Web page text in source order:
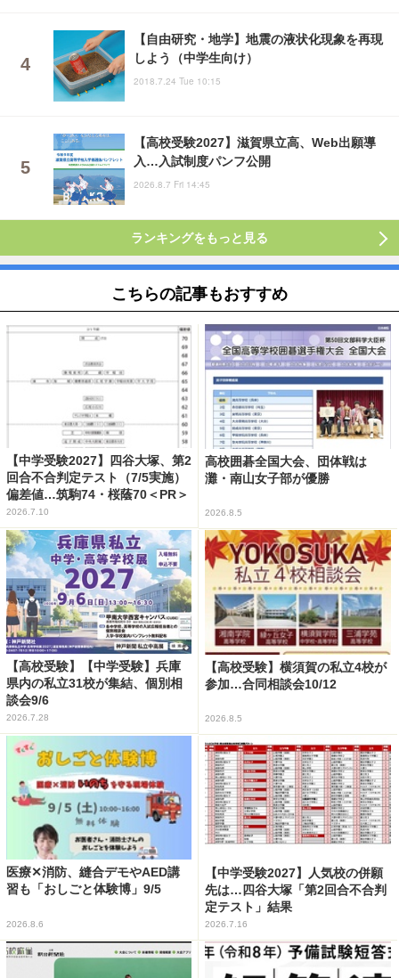
【自由研究・地学】地震の液状化現象を再現
しよう（中学生向け）
2018.7.24 Tue 10:15
【高校受験2027】滋賀県立高、Web出願導
入…入試制度パンフ公開
2026.8.7 Fri 14:45
ランキングをもっと見る
こちらの記事もおすすめ
【中学受験2027】四谷大塚、第2
回合不合判定テスト（7/5実施）
偏差値…筑駒74・桜蔭70＜PR＞
2026.7.10
高校囲碁全国大会、団体戦は
灘・南山女子部が優勝
2026.8.5
【高校受験】【中学受験】兵庫
県内の私立31校が集結、個別相
談会9/6
2026.7.28
【高校受験】横須賀の私立4校が
参加…合同相談会10/12
2026.8.5
医療✕消防、縫合デモやAED講
習も「おしごと体験博」9/5
2026.8.6
【中学受験2027】人気校の併願
先は…四谷大塚「第2回合不合判
定テスト」結果
2026.7.16